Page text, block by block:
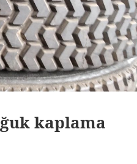
kaplama